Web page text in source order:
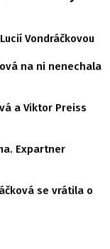
Vondráčkovou
na ni nenechala
a Viktor Preiss
Expartner
se vrátila o